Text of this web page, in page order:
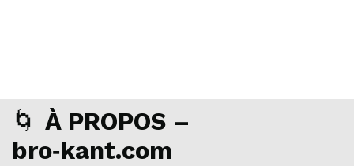
🌀 À PROPOS –
bro‑kant.com